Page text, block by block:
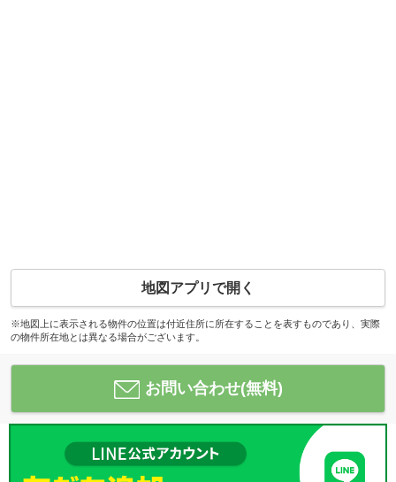
地図アプリで開く
※地図上に表示される物件の位置は付近住所に所在することを表すものであり、実際
の物件所在地とは異なる場合がございます。
お問い合わせ(無料)